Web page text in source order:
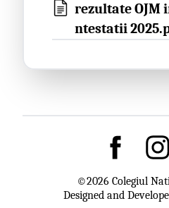
rezultate OJM
ntestatii
©2026 Colegiul
Designed and